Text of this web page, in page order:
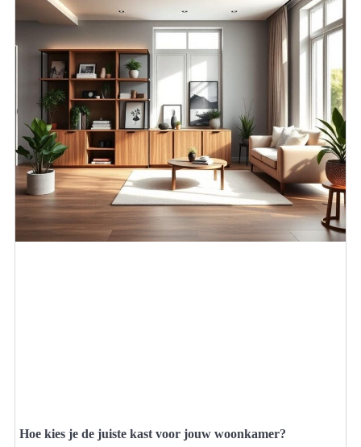
Hoe kies je de juiste kast voor jouw woonkamer?